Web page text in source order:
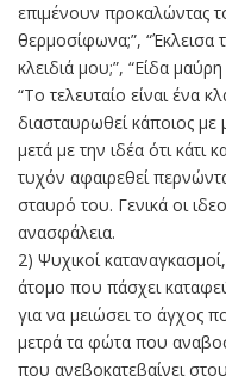
επιμένουν προκαλώντας
θερμοσίφωνα;”,
κλειδιά μου;”, “Είδα
“Το τελευταίο είναι ένα
διασταυρωθεί κάποιος με
μετά με την ιδέα ότι κάτι
τυχόν αφαιρεθεί
σταυρό του. Γενικά οι
ανασφάλεια.
2) Ψυχικοί καταναγκασμοί,
άτομο που πάσχει
για να μειώσει το άγχος
μετρά τα φώτα που
που ανεβοκατεβαίνει